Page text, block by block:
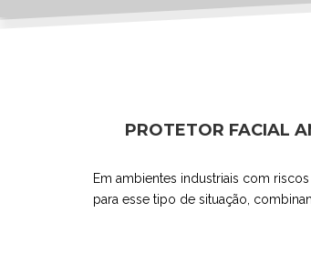
PROTETOR FACIAL
Em ambientes industriais com
para esse tipo de situação,